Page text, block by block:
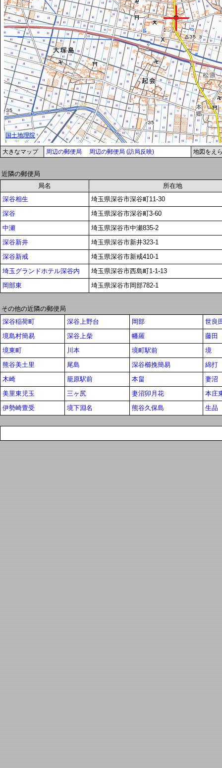
大きなマップ 周辺の郵便局 周辺の郵便局 (訪局反映) 地図をえ
近隣の郵便局
局名
所在地
深谷相生
埼玉県深谷市深谷町11-30
深谷
埼玉県深谷市深谷町3-60
中瀬
埼玉県深谷市中瀬835-2
深谷新井
埼玉県深谷市新井323-1
深谷新戒
埼玉県深谷市新戒410-1
埼玉グランドホテル深谷内
埼玉県深谷市西島町1-1-13
岡部東
埼玉県深谷市岡部782-1
その他の近隣の郵便局
深谷稲荷町
深谷上野台 岡部
世良
境島村簡易
深谷上柴 幡羅
藤田
境東町
川本 境町駅前
境
熊谷美土里
尾島 深谷櫛挽簡易
綿打
木崎
籠原駅前 本畠
妻沼
美里東児玉
三ヶ尻 妻沼卯月花
本庄
伊勢崎豊受
境下淵名 熊谷久保島 生品